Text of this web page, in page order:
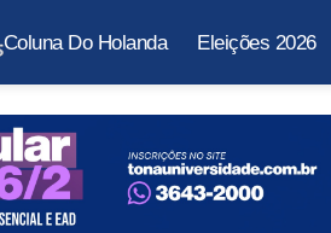
Coluna Do Holanda Eleições 2026